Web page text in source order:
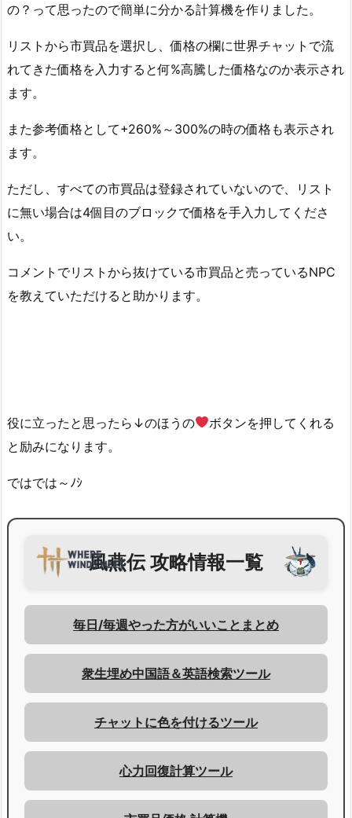
の？って思ったので簡単に分かる計算機を作りました。
リストから市買品を選択し、価格の欄に世界チャットで流
れてきた価格を入力すると何%高騰した価格なのか表示され
ます。
また参考価格として+260%～300%の時の価格も表示され
ます。
ただし、すべての市買品は登録されていないので、リスト
に無い場合は4個目のブロックで価格を手入力してくださ
い。
コメントでリストから抜けている市買品と売っているNPC
を教えていただけると助かります。
役に立ったと思ったら↓のほうの
ボタンを押してくれる
と励みになります。
ではでは～ﾉｼ
風燕伝 攻略情報一覧
毎日/毎週やった方がいいことまとめ
衆生埋め中国語＆英語検索ツール
チャットに色を付けるツール
心力回復計算ツール